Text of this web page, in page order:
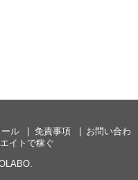
ル 免責事項
お問い合わ
イトで稼ぐ